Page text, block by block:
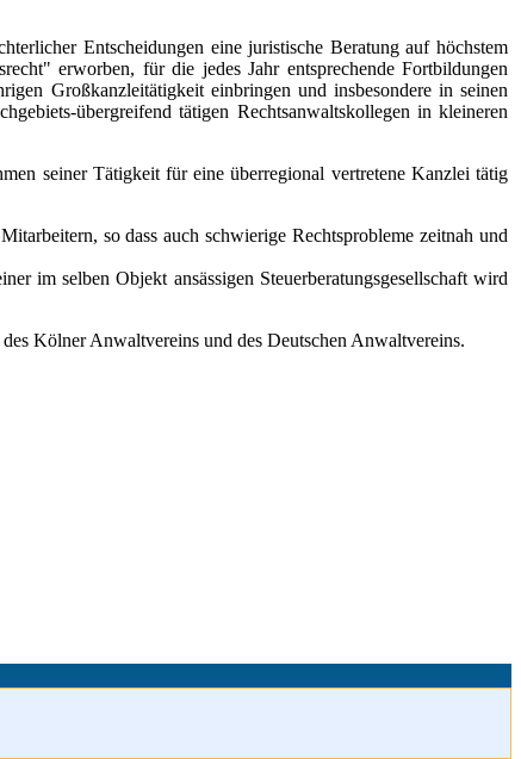
Entscheidungen eine juristische Beratung auf höchstem
erworben, für die jedes Jahr entsprechende Fortbildungen
Großkanzleitätigkeit einbringen und insbesondere in seinen
übergreifend tätigen Rechtsanwaltskollegen in kleineren
seiner Tätigkeit für eine überregional vertretene Kanzlei tätig
so dass auch schwierige Rechtsprobleme zeitnah und
im selben Objekt ansässigen Steuerberatungsgesellschaft wird
Kölner Anwaltvereins und des Deutschen Anwaltvereins.